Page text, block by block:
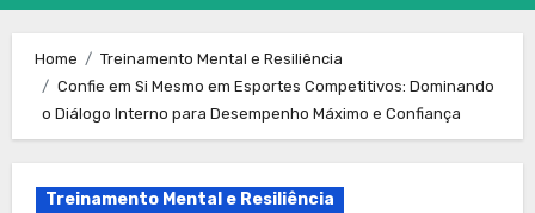
content
Home
Treinamento Mental e Resiliência
Confie em Si Mesmo em Esportes Competitivos: Dominando
o Diálogo Interno para Desempenho Máximo e Confiança
Treinamento Mental e Resiliência